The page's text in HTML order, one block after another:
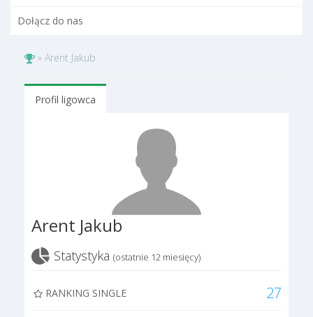
Dołącz do nas
» Arent Jakub
Profil ligowca
Arent Jakub
Statystyka (ostatnie 12 miesięcy)
RANKING SINGLE 27